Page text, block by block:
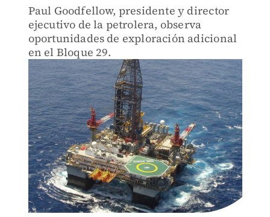
Paul Goodfellow, presidente y director
ejecutivo de la petrolera, observa
oportunidades de exploración adicional
en el Bloque 29.